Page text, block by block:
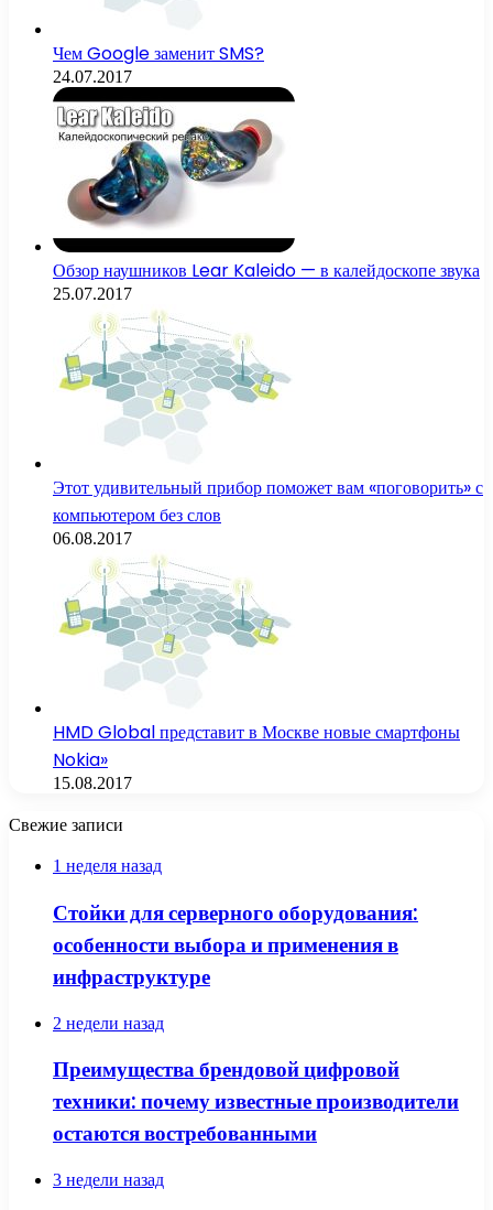
Чем Google заменит SMS?
24.07.2017
Обзор наушников Lear Kaleido — в калейдоскопе звука
25.07.2017
Этот удивительный прибор поможет вам «поговорить» с
компьютером без слов
06.08.2017
HMD Global представит в Москве новые смартфоны
Nokia»
15.08.2017
Свежие записи
1 неделя назад
Стойки для серверного оборудования:
особенности выбора и применения в
инфраструктуре
2 недели назад
Преимущества брендовой цифровой
техники: почему известные производители
остаются востребованными
3 недели назад